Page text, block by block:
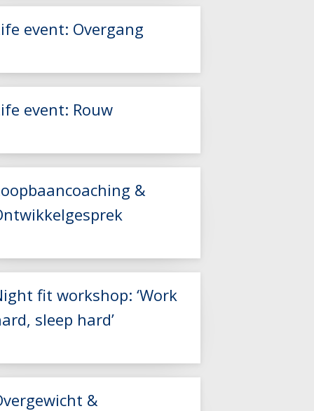
event: Overgang
Lees meer
event: Rouw
&
Lees meer
fit workshop: ‘Work
sleep hard’
&